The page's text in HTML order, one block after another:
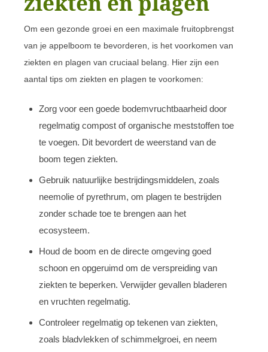
Om een gezonde groei en een maximale fruitopbrengst
van je appelboom te bevorderen, is het voorkomen van
ziekten en plagen van cruciaal belang. Hier zijn een
aantal tips om ziekten en plagen te voorkomen:
Zorg voor een goede bodemvruchtbaarheid door
regelmatig compost of organische meststoffen toe
te voegen. Dit bevordert de weerstand van de
boom tegen ziekten.
Gebruik natuurlijke bestrijdingsmiddelen, zoals
neemolie of pyrethrum, om plagen te bestrijden
zonder schade toe te brengen aan het
ecosysteem.
Houd de boom en de directe omgeving goed
schoon en opgeruimd om de verspreiding van
ziekten te beperken. Verwijder gevallen bladeren
en vruchten regelmatig.
Controleer regelmatig op tekenen van ziekten,
zoals bladvlekken of schimmelgroei, en neem